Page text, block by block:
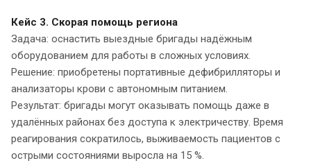
Кейс 3. Скорая помощь региона
Задача: оснастить выездные бригады надёжным
оборудованием для работы в сложных условиях.
Решение: приобретены портативные дефибрилляторы и
анализаторы крови с автономным питанием.
Результат: бригады могут оказывать помощь даже в
удалённых районах без доступа к электричеству. Время
реагирования сократилось, выживаемость пациентов с
острыми состояниями выросла на 15 %.